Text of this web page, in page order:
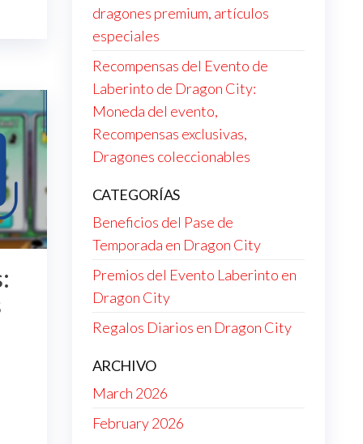
dragones premium, artículos
especiales
Recompensas del Evento de
Laberinto de Dragon City:
Moneda del evento,
Recompensas exclusivas,
Dragones coleccionables
CATEGORÍAS
Beneficios del Pase de
Temporada en Dragon City
Premios del Evento Laberinto en
Dragon City
Regalos Diarios en Dragon City
ARCHIVO
March 2026
February 2026